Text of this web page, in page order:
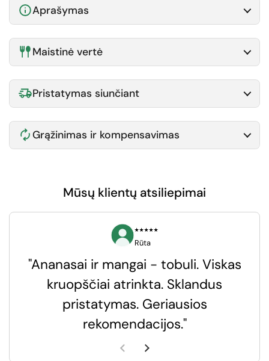
Aprašymas
Maistinė vertė
Pristatymas siunčiant
Grąžinimas ir kompensavimas
Mūsų klientų atsiliepimai
⭑⭑⭑⭑⭑
Rūta
"Ananasai ir mangai - tobuli. Viskas
kruopščiai atrinkta. Sklandus
pristatymas. Geriausios
rekomendacijos."
Ankstesnė skaidrė
Kita skaidrė